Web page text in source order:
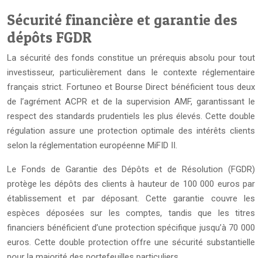
Sécurité financière et garantie des
dépôts FGDR
La sécurité des fonds constitue un prérequis absolu pour tout
investisseur, particulièrement dans le contexte réglementaire
français strict. Fortuneo et Bourse Direct bénéficient tous deux
de l’agrément ACPR et de la supervision AMF, garantissant le
respect des standards prudentiels les plus élevés. Cette double
régulation assure une protection optimale des intérêts clients
selon la réglementation européenne MiFID II.
Le Fonds de Garantie des Dépôts et de Résolution (FGDR)
protège les dépôts des clients à hauteur de 100 000 euros par
établissement et par déposant. Cette garantie couvre les
espèces déposées sur les comptes, tandis que les titres
financiers bénéficient d’une protection spécifique jusqu’à 70 000
euros. Cette double protection offre une sécurité substantielle